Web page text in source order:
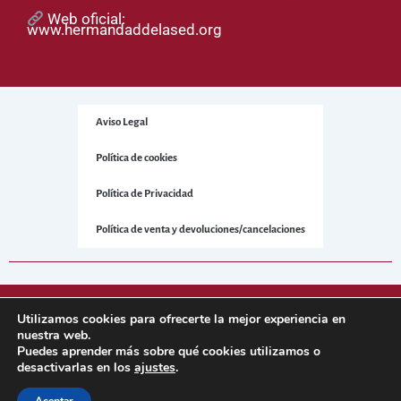
Web oficial:
www.hermandaddelased.org
Aviso Legal
Política de cookies
Política de Privacidad
Política de venta y devoluciones/cancelaciones
Sitio web desarrollado porNetNerman– Gestión Integral de
Utilizamos cookies para ofrecerte la mejor experiencia en
nuestra web.
Puedes aprender más sobre qué cookies utilizamos o
desactivarlas en los ajustes.